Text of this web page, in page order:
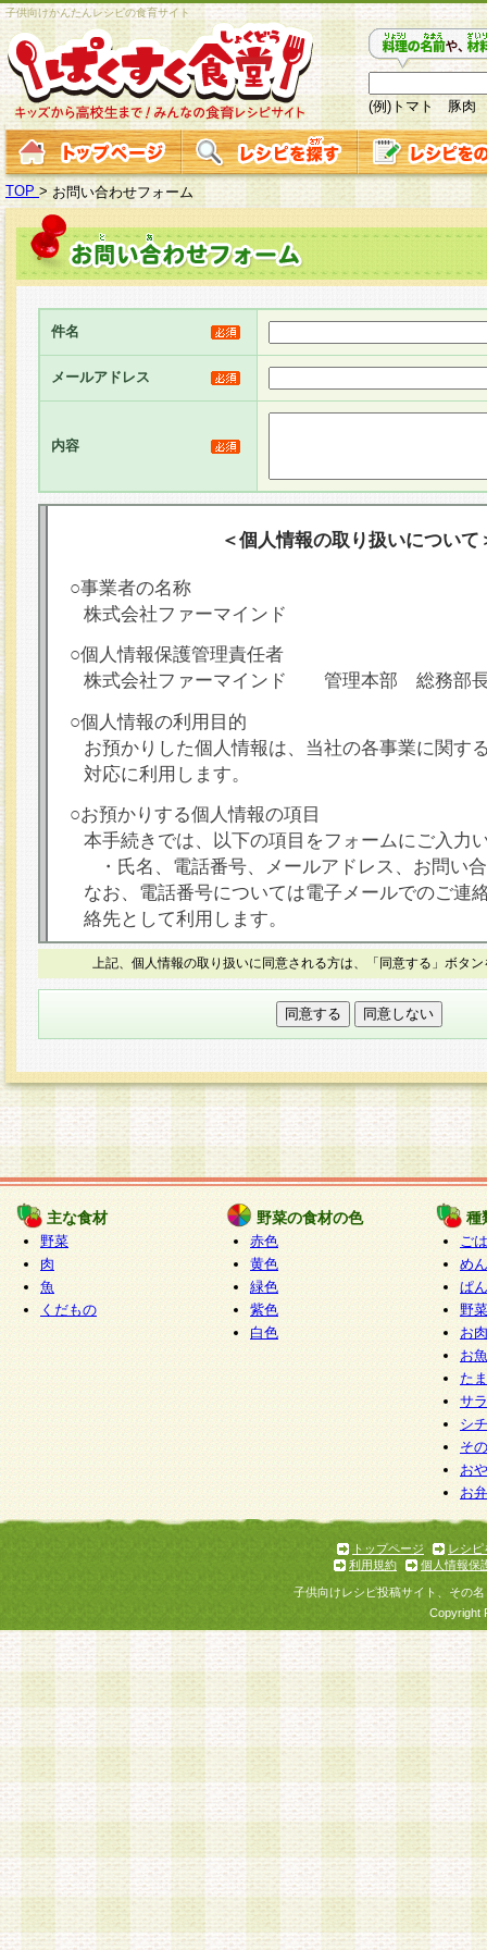
子供向けかんたんレシピの食育サイト
(例)トマト 豚肉
TOP > お問い合わせフォーム
件名
メールアドレス
内容
＜個人情報の取り扱いについて
○事業者の名称
株式会社ファーマインド
○個人情報保護管理責任者
株式会社ファーマインド 管理本部 総務部
○個人情報の利用目的
お預かりした個人情報は、当社の各事業に関す
対応に利用します。
○お預かりする個人情報の項目
本手続きでは、以下の項目をフォームにご入力
・氏名、電話番号、メールアドレス、お問い
なお、電話番号については電子メールでのご連
絡先として利用します。
○本人が容易に認識できない方法による個人情報
本フォームでは、セッション管理のためCookie
○個人情報の第三者提供について
力いただく個人情報は第三者に提供しません。
○個人情報の委託について
個人情報の取り扱いを外部に委託する場合は、
情報管理基準を満たす企業を選定して委託を行
が行われるよう監督します。
○開示対象個人情報の開示等および問い合わせ窓口
本人からの求めにより、当社が本件により取得
報の利用目的の通知・開示・内容の訂正・追加
停止・消去及び第三者への提供の禁止（以下、
といいます。）に応じます。
開示等に応じる窓口は以下になります。
ぱくすく食堂個人情報お客様相談窓口 paku-
m
個人情報を与えることは任意ですが、個人情報
意をいただけない場合には、当社のサービスの
お問い合わせ・ご相談への対応ができない場合
上記、個人情報の取り扱いに同意される方は、「同意する」ボタ
主な食材
野菜
肉
魚
くだもの
野菜の食材の色
赤色
黄色
緑色
紫色
白色
種
ご
めん
ぱん
野
お
お
た
サ
シ
そ
お
お
トップページ
レシピ
利用規約
個人情報保
子供向けレシピ投稿サイト、その
Copyright